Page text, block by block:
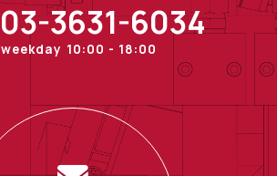
03-3631-6034
weekday 10:00 - 18:00